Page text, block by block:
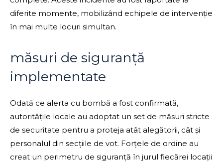
diferite momente, mobilizând echipele de intervenție
în mai multe locuri simultan.
măsuri de siguranță
implementate
Odată ce alerta cu bombă a fost confirmată,
autoritățile locale au adoptat un set de măsuri stricte
de securitate pentru a proteja atât alegătorii, cât și
personalul din secțiile de vot. Forțele de ordine au
creat un perimetru de siguranță în jurul fiecărei locații